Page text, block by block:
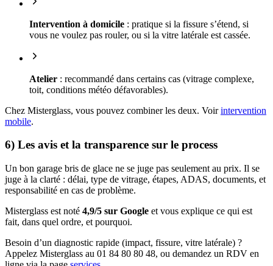
Intervention à domicile : pratique si la fissure s’étend, si
vous ne voulez pas rouler, ou si la vitre latérale est cassée.
Atelier : recommandé dans certains cas (vitrage complexe,
toit, conditions météo défavorables).
Chez Misterglass, vous pouvez combiner les deux. Voirintervention
mobile.
6) Les avis et la transparence sur le process
Un bon garage bris de glace ne se juge pas seulement au prix. Il se
juge à la clarté : délai, type de vitrage, étapes, ADAS, documents, et
responsabilité en cas de problème.
Misterglass est noté 4,9/5 sur Google et vous explique ce qui est
fait, dans quel ordre, et pourquoi.
Besoin d’un diagnostic rapide (impact, fissure, vitre latérale) ?
Appelez Misterglass au 01 84 80 80 48, ou demandez un RDV en